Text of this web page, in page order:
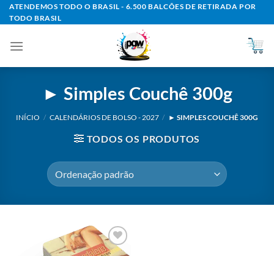
Skip
to
ATENDEMOS TODO O BRASIL - 6.500 BALCÕES DE RETIRADA POR
TODO BRASIL
► Simples Couchê 300g
INÍCIO / CALENDÁRIOS DE BOLSO - 2027 / ► SIMPLES COUCHÊ 300G
TODOS OS PRODUTOS